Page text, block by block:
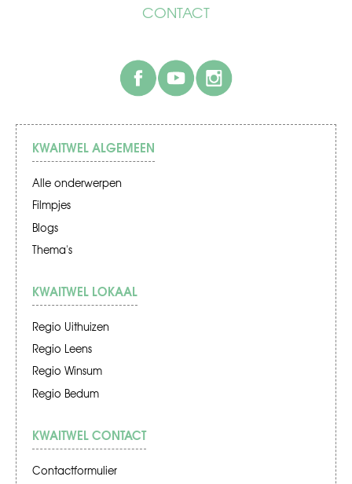
CONTACT
facebook
KWAITWEL ALGEMEEN
Alle onderwerpen
Filmpjes
Blogs
Thema's
KWAITWEL LOKAAL
Regio Uithuizen
Regio Leens
Regio Winsum
Regio Bedum
KWAITWEL CONTACT
Contactformulier